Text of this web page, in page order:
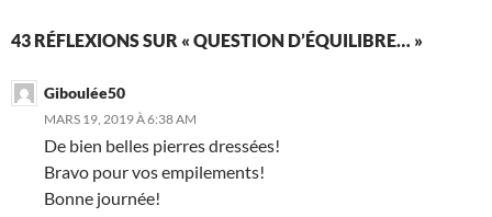
43 RÉFLEXIONS SUR « QUESTION D’ÉQUILIBRE… »
Giboulée50
MARS 19, 2019 À 6:38 AM
De bien belles pierres dressées!
Bravo pour vos empilements!
Bonne journée!